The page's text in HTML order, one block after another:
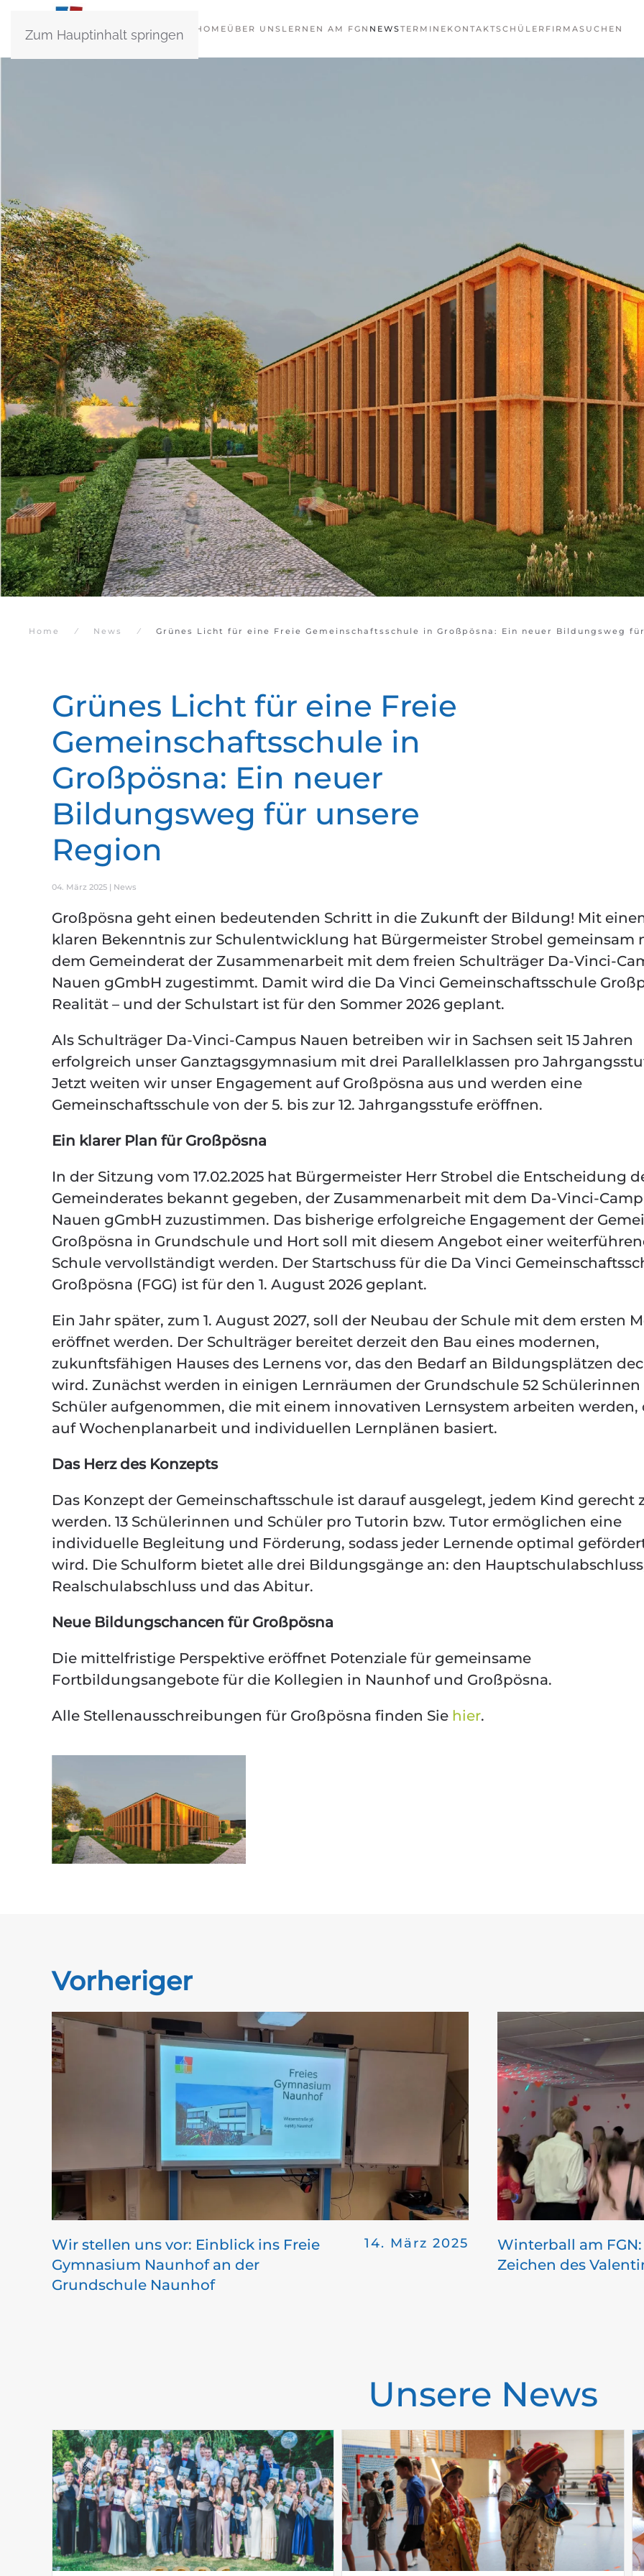
Zum Hauptinhalt springen HOME ÜBER UNS LERNEN AM FGN NEWSTERMINE KONTAKTSCHÜLERFIRMASUCHEN
Home News Grünes Licht für eine Freie Gemeinschaftsschule in Großpösna: Ein neuer Bildungsweg
Grünes Licht für eine Freie
Gemeinschaftsschule in
Großpösna: Ein neuer
Bildungsweg für unsere
Region
04. März 2025 | News
Großpösna geht einen bedeutenden Schritt in die Zukunft der Bildung! Mit
klaren Bekenntnis zur Schulentwicklung hat Bürgermeister Strobel gemeinsam
dem Gemeinderat der Zusammenarbeit mit dem freien Schulträger Da-Vinci-
Nauen gGmbH zugestimmt. Damit wird die Da Vinci Gemeinschaftsschule
Realität – und der Schulstart ist für den Sommer 2026 geplant.
Als Schulträger Da-Vinci-Campus Nauen betreiben wir in Sachsen seit 15 Jahren
erfolgreich unser Ganztagsgymnasium mit drei Parallelklassen pro
Jetzt weiten wir unser Engagement auf Großpösna aus und werden eine
Gemeinschaftsschule von der 5. bis zur 12. Jahrgangsstufe eröffnen.
Ein klarer Plan für Großpösna
In der Sitzung vom 17.02.2025 hat Bürgermeister Herr Strobel die Entscheidung
Gemeinderates bekannt gegeben, der Zusammenarbeit mit dem Da-Vinci-
Nauen gGmbH zuzustimmen. Das bisherige erfolgreiche Engagement der
Großpösna in Grundschule und Hort soll mit diesem Angebot einer
Schule vervollständigt werden. Der Startschuss für die Da Vinci
Großpösna (FGG) ist für den 1. August 2026 geplant.
Ein Jahr später, zum 1. August 2027, soll der Neubau der Schule mit dem ersten
eröffnet werden. Der Schulträger bereitet derzeit den Bau eines modernen,
zukunftsfähigen Hauses des Lernens vor, das den Bedarf an Bildungsplätzen
wird. Zunächst werden in einigen Lernräumen der Grundschule 52 Schülerinnen
Schüler aufgenommen, die mit einem innovativen Lernsystem arbeiten werden,
auf Wochenplanarbeit und individuellen Lernplänen basiert.
Das Herz des Konzepts
Das Konzept der Gemeinschaftsschule ist darauf ausgelegt, jedem Kind gerecht
werden. 13 Schülerinnen und Schüler pro Tutorin bzw. Tutor ermöglichen eine
individuelle Begleitung und Förderung, sodass jeder Lernende optimal
wird. Die Schulform bietet alle drei Bildungsgänge an: den
Realschulabschluss und das Abitur.
Neue Bildungschancen für Großpösna
Die mittelfristige Perspektive eröffnet Potenziale für gemeinsame
Fortbildungsangebote für die Kollegien in Naunhof und Großpösna.
Alle Stellenausschreibungen für Großpösna finden Sie hier.
Vorheriger
Wir stellen uns vor: Einblick ins Freie
Gymnasium Naunhof an der
Grundschule Naunhof
14. März 2025
Winterball am
Zeichen des
Unsere News